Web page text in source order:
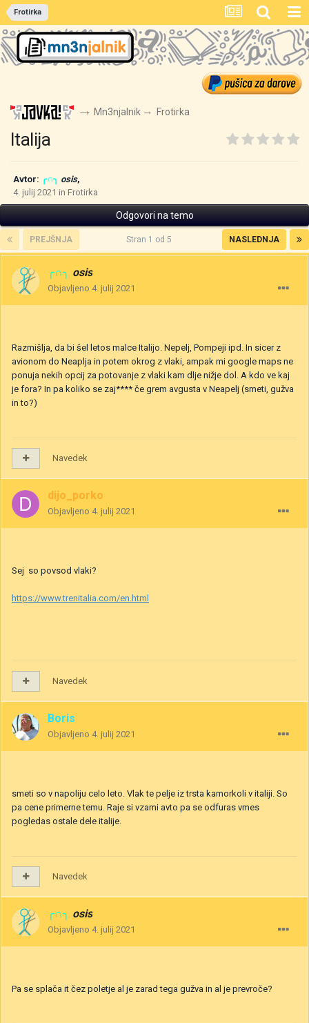
Frotirka
Mn3njalnik Frotirka
Italija
Avtor: ╭∩╮ osis,
4. julij 2021 in Frotirka
Odgovori na temo
PREJŠNJA NASLEDNJA
Stran 1 od 5
╭∩╮ osis
Objavljeno 4. julij 2021
Razmišlja, da bi šel letos malce Italijo. Nepelj, Pompeji ipd. In sicer z
avionom do Neaplja in potem okrog z vlaki, ampak mi google maps ne
ponuja nekih opcij za potovanje z vlaki kam dlje nižje dol. A kdo ve kaj
je fora? In pa koliko se zaj**** če grem avgusta v Neapelj (smeti, gužva
in to?)
Navedek
dijo_porko
Objavljeno 4. julij 2021
Sej so povsod vlaki?
https://www.trenitalia.com/en.html
Navedek
Boris
Objavljeno 4. julij 2021
smeti so v napoliju celo leto. Vlak te pelje iz trsta kamorkoli v italiji. So
pa cene primerne temu. Raje si vzami avto pa se odfuras vmes
pogledas ostale dele italije.
Navedek
╭∩╮ osis
Objavljeno 4. julij 2021
Pa se splača it čez poletje al je zarad tega gužva in al je prevroče?